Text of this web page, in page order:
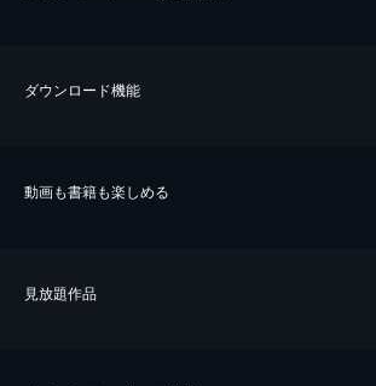
ダウンロード機能
動画も書籍も楽しめる
⾒放題作品